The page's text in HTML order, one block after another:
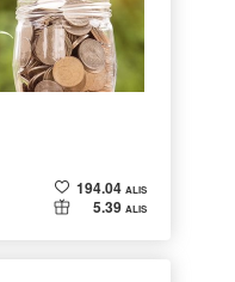
194.04 ALIS
5.39 ALIS